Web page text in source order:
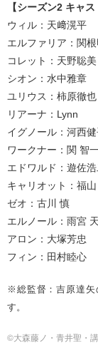
【シーズン2 キャス
ウィル：天﨑滉平
エルファリア：関根
コレット：天野聡美
シオン：水中雅章
ユリウス：柿原徹也
リアーナ：Lynn
イグノール：河西
ワークナー：関 智
エドワルド：遊佐浩
キャリオット：福
ゼオ：古川 慎
エルノール：雨宮 天
アロン：大塚芳忠
フィン：田村睦心
※総監督：吉原達矢
す。
©大森藤ノ・青井聖・